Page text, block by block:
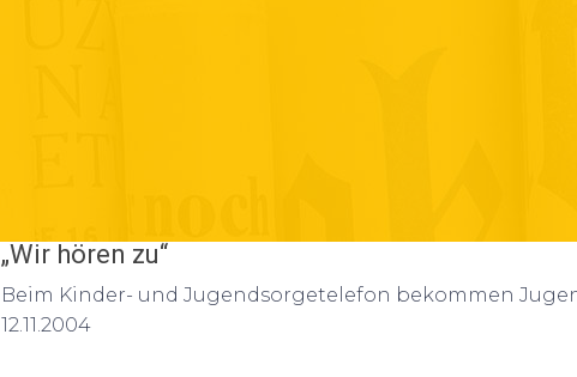
„Wir hören zu“
Beim Kinder- und Jugendsorgetelefon bekommen
12.11.2004